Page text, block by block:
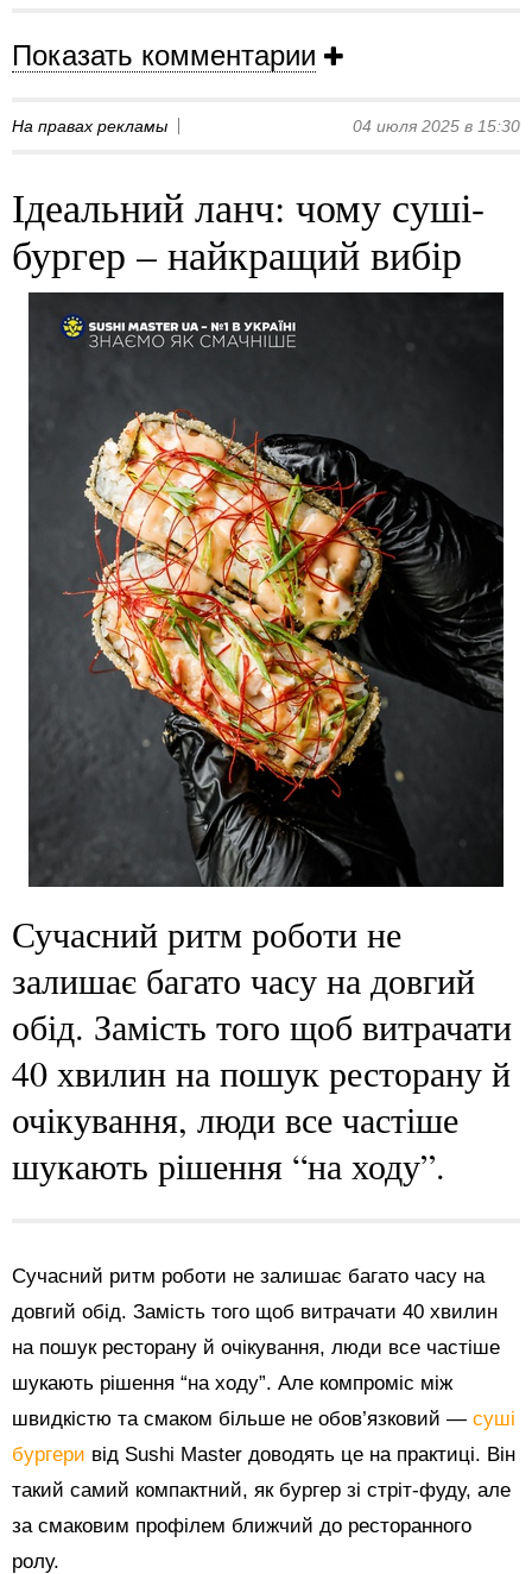
Показать комментарии
На правах рекламы 04 июля 2025 в 15:30
Ідеальний ланч: чому суші-
бургер – найкращий вибір
Сучасний ритм роботи не
залишає багато часу на довгий
обід. Замість того щоб витрачати
40 хвилин на пошук ресторану й
очікування, люди все частіше
шукають рішення “на ходу”.
Сучасний ритм роботи не залишає багато часу на
довгий обід. Замість того щоб витрачати 40 хвилин
на пошук ресторану й очікування, люди все частіше
шукають рішення “на ходу”. Але компроміс між
швидкістю та смаком більше не обов’язковий — суші
бургери від Sushi Master доводять це на практиці. Він
такий самий компактний, як бургер зі стріт-фуду, але
за смаковим профілем ближчий до ресторанного
ролу.